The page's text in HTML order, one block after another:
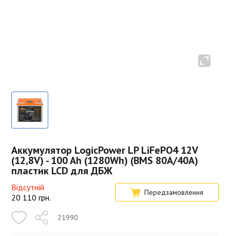
Аккумулятор LogicPower LP LiFePO4 12V
(12,8V) - 100 Ah (1280Wh) (BMS 80A/40А)
пластик LCD для ДБЖ
Відсутній
20 110 грн. Передзамовлення
21990